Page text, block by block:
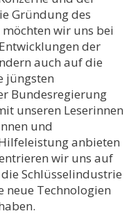
Gründung des
wir uns bei
der
auch auf die
jüngsten
Bundesregierung
unseren Leserinnen
und
anbieten
wir uns auf
Schlüsselindustrie
neue Technologien